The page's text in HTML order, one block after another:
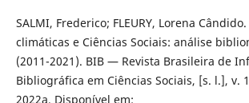
SALMI, Frederico; FLEURY, Lorena
climáticas e Ciências Sociais: análise
(2011-2021). BIB — Revista Brasileira de
Bibliográfica em Ciências Sociais, [s. l.], v.
2022a. Disponível em: